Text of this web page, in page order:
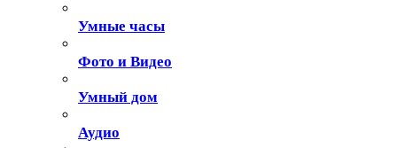
Умные часы
Фото и Видео
Умный дом
Аудио